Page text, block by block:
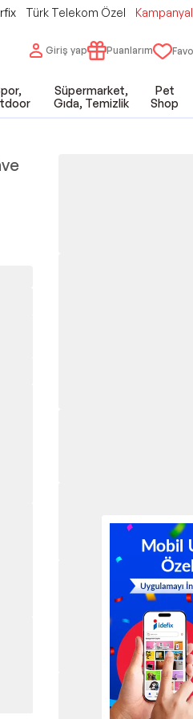
Türk Telekom Özel
Giriş yap Puanlarım
Süpermarket,
Gıda, Temizlik
Pet
Shop